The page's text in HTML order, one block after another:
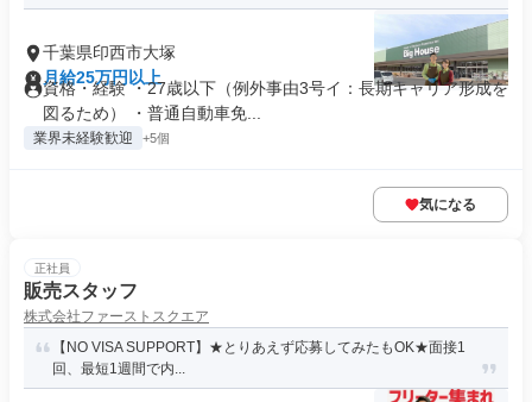
千葉県印西市大塚
月給25万円以上
資格・経験 ・27歳以下（例外事由3号イ：長期キャリア形成を
図るため） ・普通自動車免...
業界未経験歓迎 +5個
気になる
正社員
販売スタッフ
株式会社ファーストスクエア
【NO VISA SUPPORT】★とりあえず応募してみたもOK★面接1
回、最短1週間で内...